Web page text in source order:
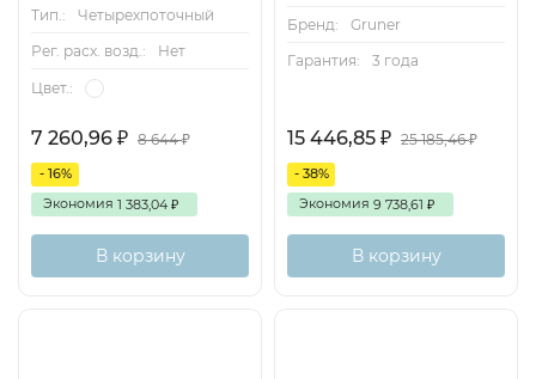
Тип.:
Четырехпоточный
Рег. расх. возд.:
Нет
Цвет.:
7 260,96 ₽ 8 644₽
- 16%
Экономия 1 383,04 ₽
В корзину
Бренд:
Gruner
Гарантия:
3 года
15 446,85 ₽ 25 185,46₽
- 38%
Экономия 9 738,61 ₽
В корзину